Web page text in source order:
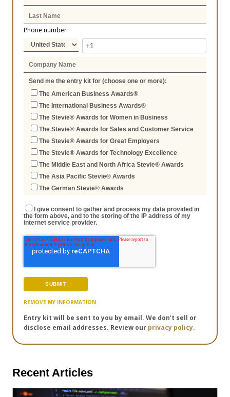
Phone number
Send me the entry kit for (choose one or more):
The American Business Awards®
The International Business Awards®
The Stevie® Awards for Women in Business
The Stevie® Awards for Sales and Customer Service
The Stevie® Awards for Great Employers
The Stevie® Awards for Technology Excellence
The Middle East and North Africa Stevie® Awards
The Asia Pacific Stevie® Awards
The German Stevie® Awards
I give consent to gather and process my data provided in
the form above, and to the storing of the IP address of my
internet service provider.
REMOVE MY INFORMATION
Entry kit will be sent to you by email. We don't sell or
disclose email addresses. Review our privacy policy.
Recent Articles